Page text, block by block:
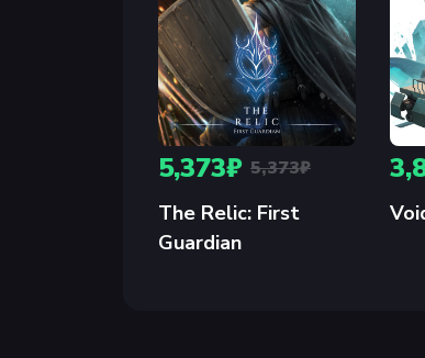
5,373₽ 5,373₽
The Relic: First
Guardian